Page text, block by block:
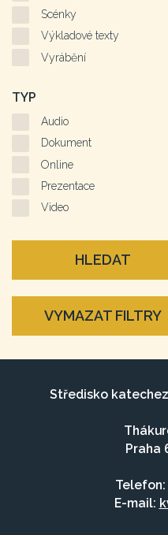
Scénky
Výkladové texty
Vyrábění
TYP
Audio
Dokument
Online
Prezentace
Video
HLEDAT
VYMAZAT FILTRY
Středisko
Praha
Telefon:
E-mail: